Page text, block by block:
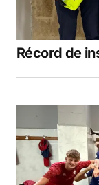
Récord de